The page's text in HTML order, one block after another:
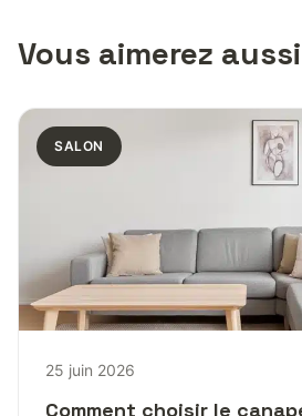
Vous aimerez aussi
SALON
25 juin 2026
Comment choisir le